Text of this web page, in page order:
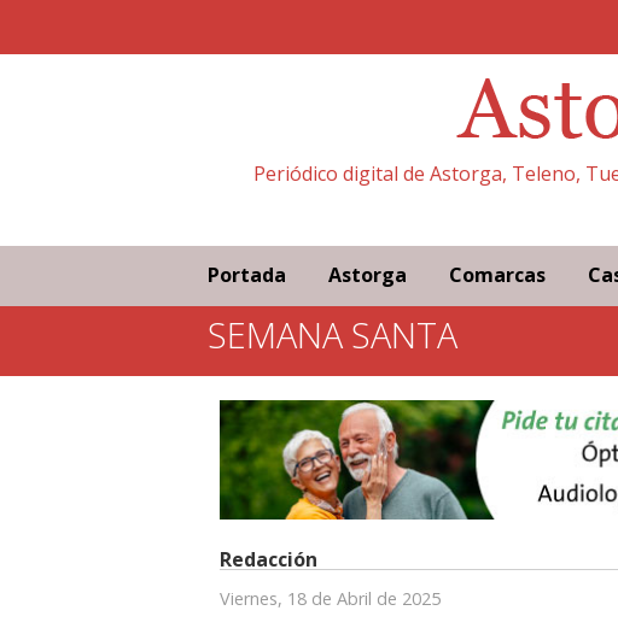
Periódico digital de Astorga, Teleno,
Portada Astorga Comarcas
SEMANA SANTA
Redacción
Viernes, 18 de Abril de 2025